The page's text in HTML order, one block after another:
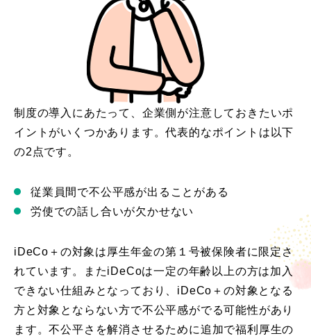
制度の導入にあたって、企業側が注意しておきたいポ
イントがいくつかあります。代表的なポイントは以下
の2点です。
従業員間で不公平感が出ることがある
労使での話し合いが欠かせない
iDeCo＋の対象は厚生年金の第１号被保険者に限定さ
れています。またiDeCoは一定の年齢以上の方は加入
できない仕組みとなっており、iDeCo＋の対象となる
方と対象とならない方で不公平感がでる可能性があり
ます。不公平さを解消させるために追加で福利厚生の